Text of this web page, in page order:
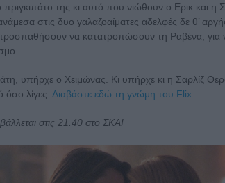
της κι αυτό που νιώθουν ο Ερικ και η
στις δυο γαλαζοαίματες αδελφές δε θ’
να κατατροπώσουν τη Ραβένα, για
υπήρχε ο Χειμώνας. Κι υπήρχε κι η Σαρλίζ
όσο λίγες. Διαβάστε εδώ τη γνώμη του Flix.
στις 21.40 στο ΣΚΑΪ